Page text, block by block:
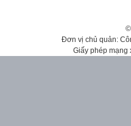
Đơn vị chủ quản:
Giấy phép mạng